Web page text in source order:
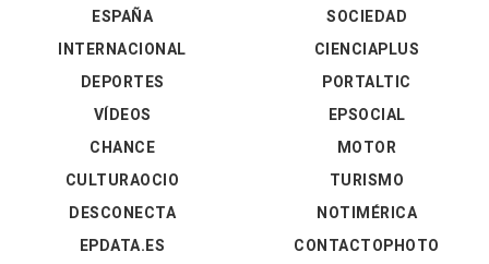
ESPAÑA
INTERNACIONAL
DEPORTES
VÍDEOS
SOCIEDAD
CIENCIAPLUS
PORTALTIC
EPSOCIAL
CHANCE
CULTURAOCIO
DESCONECTA
EPDATA.ES
MOTOR
TURISMO
NOTIMÉRICA
CONTACTOPHOTO